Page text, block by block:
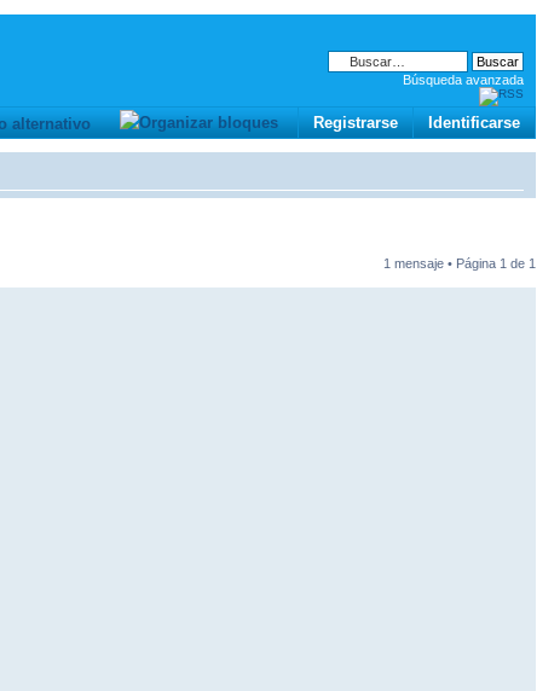
Búsqueda avanzada
Identificarse
Registrarse
1 mensaje • Página 1 de 1